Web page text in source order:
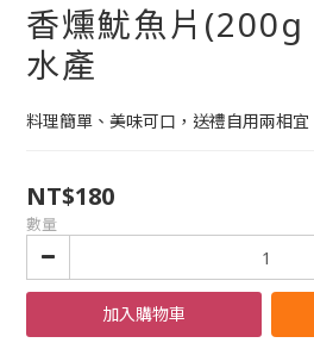
香燻魷魚片
水產
料理簡單、美味可口，送禮自用兩相宜
NT$180
數量
加入購物車